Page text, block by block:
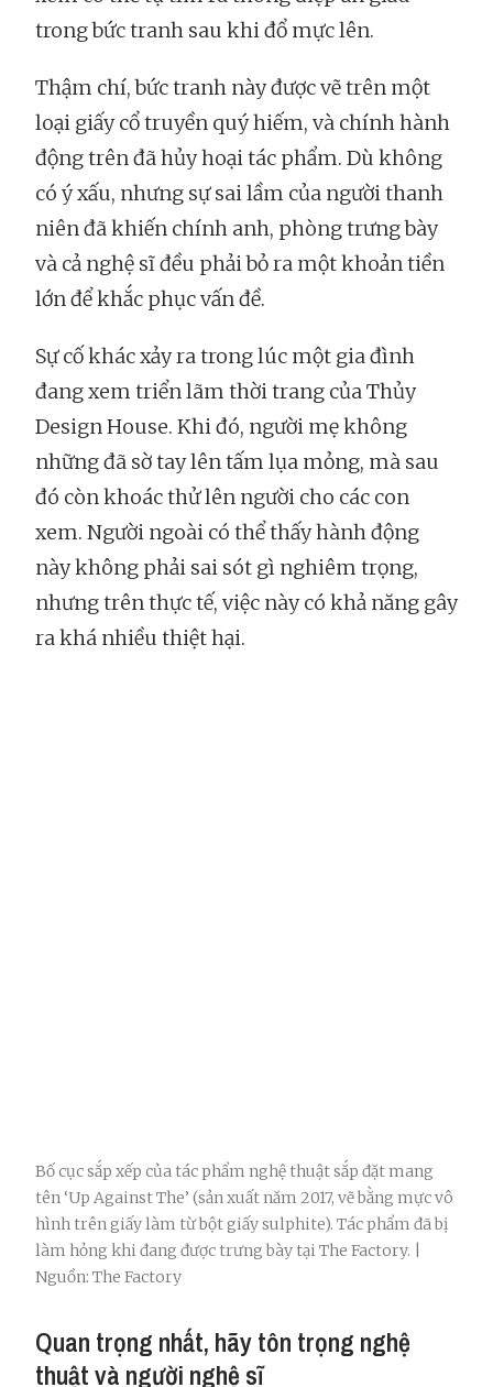
trong bức tranh sau khi đổ mực lên.
Thậm chí, bức tranh này được vẽ trên một
loại giấy cổ truyền quý hiếm, và chính hành
động trên đã hủy hoại tác phẩm. Dù không
có ý xấu, nhưng sự sai lầm của người thanh
niên đã khiến chính anh, phòng trưng bày
và cả nghệ sĩ đều phải bỏ ra một khoản tiền
lớn để khắc phục vấn đề.
Sự cố khác xảy ra trong lúc một gia đình
đang xem triển lãm thời trang của Thủy
Design House. Khi đó, người mẹ không
những đã sờ tay lên tấm lụa mỏng, mà sau
đó còn khoác thử lên người cho các con
xem. Người ngoài có thể thấy hành động
này không phải sai sót gì nghiêm trọng,
nhưng trên thực tế, việc này có khả năng gây
ra khá nhiều thiệt hại.
Bố cục sắp xếp của tác phẩm nghệ thuật sắp đặt mang
tên ‘Up Against The’ (sản xuất năm 2017, vẽ bằng mực vô
hình trên giấy làm từ bột giấy sulphite). Tác phẩm đã bị
làm hỏng khi đang được trưng bày tại The Factory. |
Nguồn: The Factory
Quan trọng nhất, hãy tôn trọng nghệ
thuật và người nghệ sĩ